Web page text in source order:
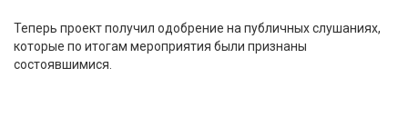
Теперь проект получил одобрение на публичных слушаниях,
которые по итогам мероприятия были признаны
состоявшимися.